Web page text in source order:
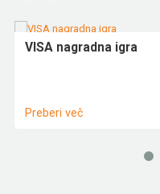
VISA nagradna igra
Preberi več